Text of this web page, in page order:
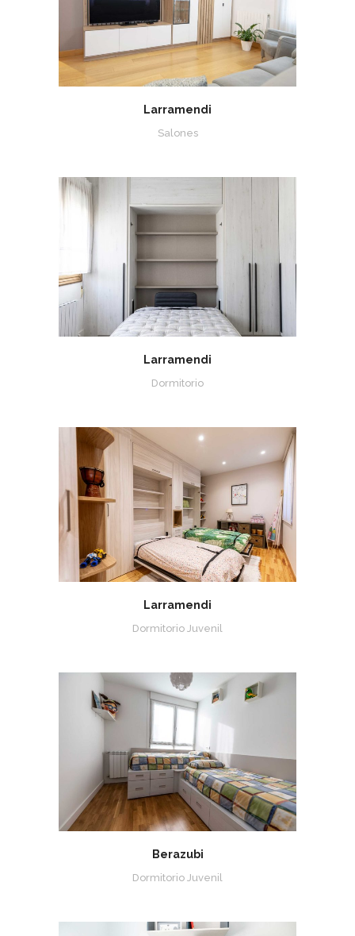
Larramendi
Salones
Larramendi
Dormitorio
Larramendi
Dormitorio Juvenil
Berazubi
Dormitorio Juvenil